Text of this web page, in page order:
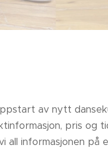
av nytt
pris og
all informasjonen på